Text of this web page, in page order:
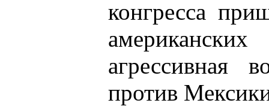
конгресса
агрессивная
против